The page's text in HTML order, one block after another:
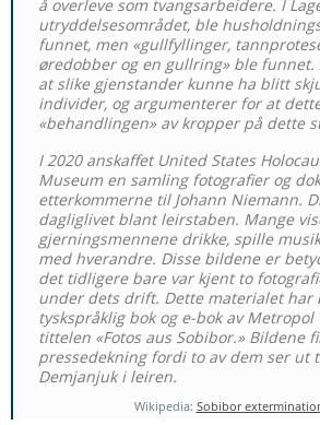
å overleve som tvangsarbeidere. I
utryddelsesområdet, ble
funnet, men «gullfyllinger,
øredobber og en gullring» ble funnet.
at slike gjenstander kunne ha blitt
individer, og argumenterer for at
«behandlingen» av kropper på dette
I 2020 anskaffet United States
Museum en samling fotografier og
etterkommerne til Johann Niemann.
dagliglivet blant leirstaben. Mange
gjerningsmennene drikke, spille
med hverandre. Disse bildene er
det tidligere bare var kjent to
under dets drift. Dette materialet
tyskspråklig bok og e-bok av Metropol
tittelen «Fotos aus Sobibor.» Bildene
pressedekning fordi to av dem ser ut
Demjanjuk i leiren.
Wikipedia: Sobibor